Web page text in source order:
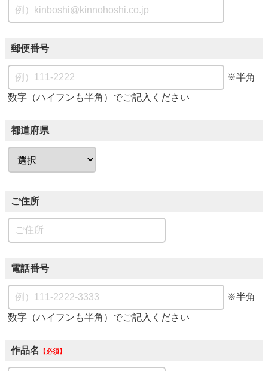
郵便番号
※半角
数字（ハイフンも半角）でご記入ください
都道府県
ご住所
電話番号
※半角
数字（ハイフンも半角）でご記入ください
作品名 必須